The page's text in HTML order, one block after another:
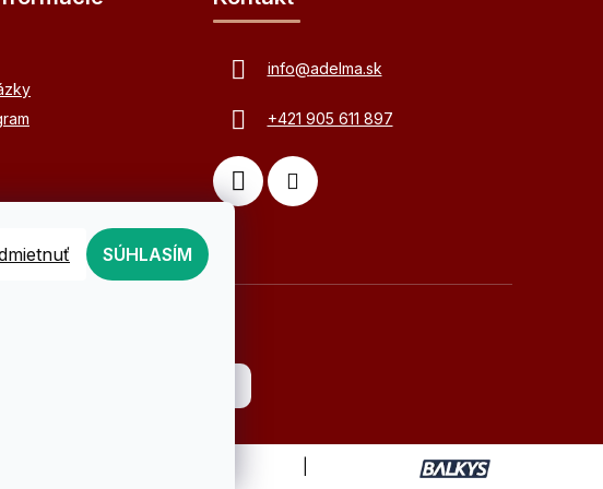
SÚHLASÍM
info@adelma.sk
+421 905 611 897